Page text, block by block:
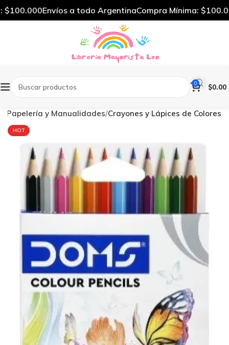
0 $0.00
Papelería y Manualidades Crayones y Lápices de Colores
HOT
Envíos a todo ArgentinaCompra Mínima: $100.000